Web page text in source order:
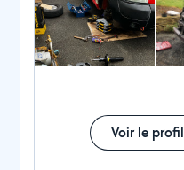
Voir le profil